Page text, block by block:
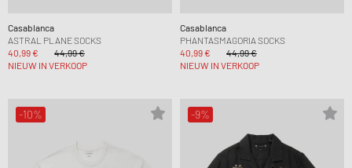
Casablanca
ASTRAL PLANE SOCKS
40,99 €
44,99 €
NIEUW IN VERKOOP
Casablanca
PHANTASMAGORIA SOCKS
40,99 €
44,99 €
NIEUW IN VERKOOP
-10% -9%